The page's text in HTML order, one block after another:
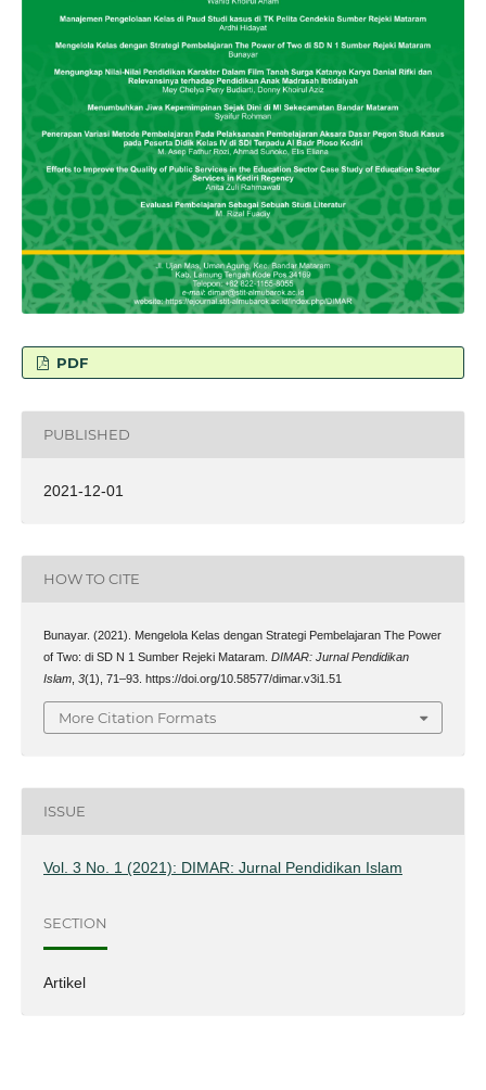
PDF
PUBLISHED
2021-12-01
HOW TO CITE
Bunayar. (2021). Mengelola Kelas dengan Strategi Pembelajaran The Power
of Two: di SD N 1 Sumber Rejeki Mataram. DIMAR: Jurnal Pendidikan
Islam, 3(1), 71–93. https://doi.org/10.58577/dimar.v3i1.51
More Citation Formats
ISSUE
Vol. 3 No. 1 (2021): DIMAR: Jurnal Pendidikan Islam
SECTION
Artikel